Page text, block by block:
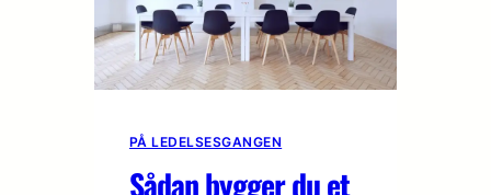
PÅ LEDELSESGANGEN
Sådan bygger du et